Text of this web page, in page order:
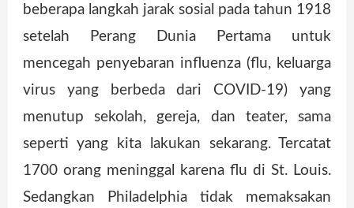
beberapa langkah jarak sosial pada tahun 1918
setelah Perang Dunia Pertama untuk
mencegah penyebaran influenza (flu, keluarga
virus yang berbeda dari COVID-19) yang
menutup sekolah, gereja, dan teater, sama
seperti yang kita lakukan sekarang. Tercatat
1700 orang meninggal karena flu di St. Louis.
Sedangkan Philadelphia tidak memaksakan